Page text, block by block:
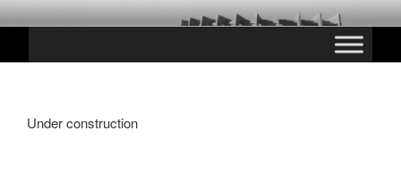
Saltar
al
CHESTE PARANINFO
Under construction